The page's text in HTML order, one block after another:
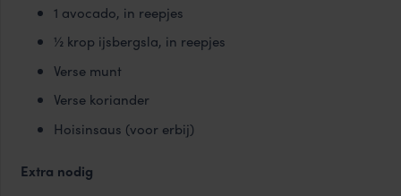
1 avocado, in reepjes
½ krop ijsbergsla, in reepjes
Verse munt
Verse koriander
Hoisinsaus (voor erbij)
Extra nodig